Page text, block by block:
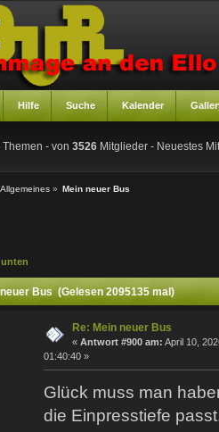
Hilfe Suche Kalender
Themen - von 3526 Mitglieder - Neuestes
Allgemeines » Mein neuer Bus
unten
Bus (Gelesen 2095135 mal)
Re: Mein neuer Bus
« Antwort #900 am: April 10,
01:40:40 »
Glück muss man
die Einpresstiefe